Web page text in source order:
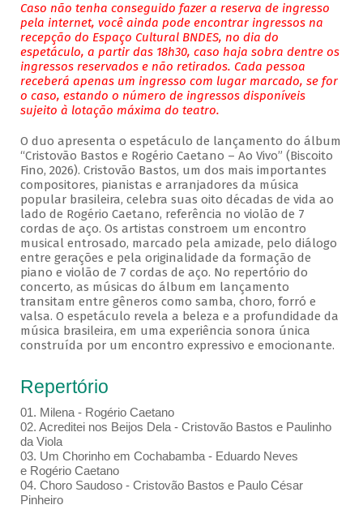
Caso não tenha conseguido fazer a reserva de ingresso
pela internet, você ainda pode encontrar ingressos na
recepção do Espaço Cultural BNDES, no dia do
espetáculo, a partir das 18h30, caso haja sobra dentre os
ingressos reservados e não retirados. Cada pessoa
receberá apenas um ingresso com lugar marcado, se for
o caso, estando o número de ingressos disponíveis
sujeito à lotação máxima do teatro.
O duo apresenta o espetáculo de lançamento do álbum
“Cristovão Bastos e Rogério Caetano – Ao Vivo” (Biscoito
Fino, 2026). Cristovão Bastos, um dos mais importantes
compositores, pianistas e arranjadores da música
popular brasileira, celebra suas oito décadas de vida ao
lado de Rogério Caetano, referência no violão de 7
cordas de aço. Os artistas constroem um encontro
musical entrosado, marcado pela amizade, pelo diálogo
entre gerações e pela originalidade da formação de
piano e violão de 7 cordas de aço. No repertório do
concerto, as músicas do álbum em lançamento
transitam entre gêneros como samba, choro, forró e
valsa. O espetáculo revela a beleza e a profundidade da
música brasileira, em uma experiência sonora única
construída por um encontro expressivo e emocionante.
Repertório
01. Milena - Rogério Caetano
02. Acreditei nos Beijos Dela - Cristovão Bastos e Paulinho
da Viola
03. Um Chorinho em Cochabamba - Eduardo Neves
e Rogério Caetano
04. Choro Saudoso - Cristovão Bastos e Paulo César
Pinheiro